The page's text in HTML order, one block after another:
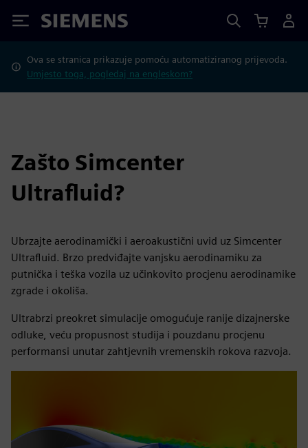
Siemens
Ova se stranica prikazuje pomoću automatiziranog prijevoda.
Umjesto toga, pogledaj na engleskom?
Zašto Simcenter
Ultrafluid?
Ubrzajte aerodinamički i aeroakustični uvid uz Simcenter
Ultrafluid. Brzo predviđajte vanjsku aerodinamiku za
putnička i teška vozila uz učinkovito procjenu aerodinamike
zgrade i okoliša.
Ultrabrzi preokret simulacije omogućuje ranije dizajnerske
odluke, veću propusnost studija i pouzdanu procjenu
performansi unutar zahtjevnih vremenskih rokova razvoja.